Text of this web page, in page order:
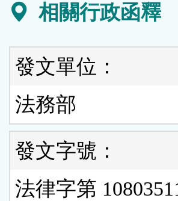
相關行政函釋
發文單位：
法務部
發文字號：
法律字第